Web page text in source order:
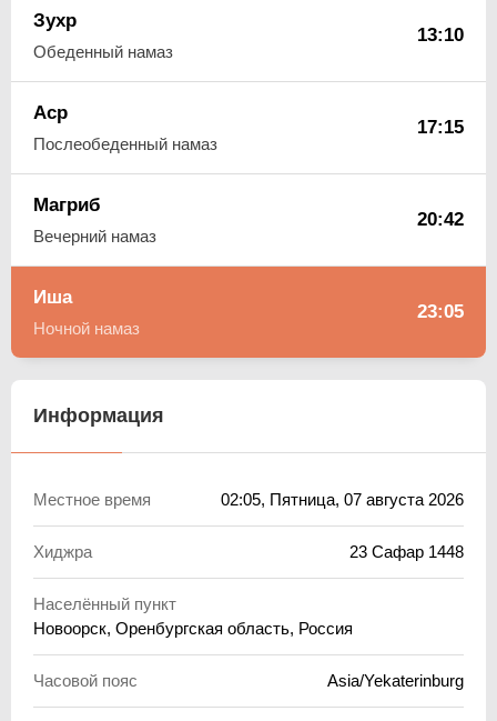
Зухр
Обеденный намаз
13:10
Аср
Послеобеденный намаз
17:15
Магриб
Вечерний намаз
20:42
Иша
Ночной намаз
23:05
Информация
Местное время 02:05, Пятница, 07 августа 2026
Хиджра 23 Сафар 1448
Населённый пункт
Новоорск, Оренбургская область, Россия
Часовой пояс Asia/Yekaterinburg